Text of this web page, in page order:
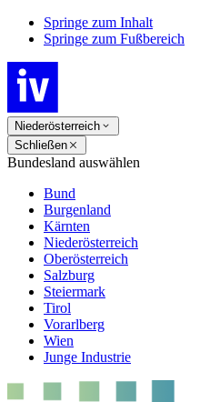
Springe zum Inhalt
Springe zum Fußbereich
Niederösterreich
Schließen
Bundesland auswählen
Bund
Burgenland
Kärnten
Niederösterreich
Oberösterreich
Salzburg
Steiermark
Tirol
Vorarlberg
Wien
Junge Industrie